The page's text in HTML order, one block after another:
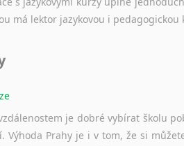
má lektor jazykovou i pedagogickou
je dobré vybírat školu
Výhoda Prahy je i v tom, že si